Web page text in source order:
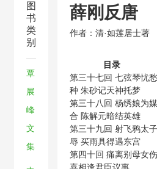
图
书
类
别
覃
展
峰
文
集
薛刚反唐
作者：清·如莲居士著
目录
第三十七回 七弦琴忧
种 朱砂记天神托梦
第三十八回 杨绣娘为
合 陈解元暗结英雄
第三十九回 射飞鸦太
辱 买雨具得遇东宫
第四十回 痛离别母女